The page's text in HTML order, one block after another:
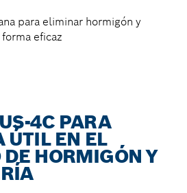
para eliminar hormigón y
eficaz
4C PARA
ÚTIL EN EL
HORMIGÓN Y